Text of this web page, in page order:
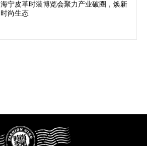
海宁皮革时装博览会聚力产业破圈，焕新
时尚生态